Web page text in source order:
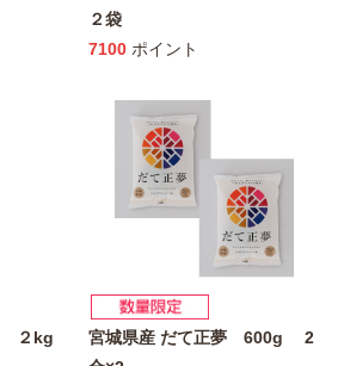
２袋
7100 ポイント
２kg
宮城県産 だて正夢 600g 2